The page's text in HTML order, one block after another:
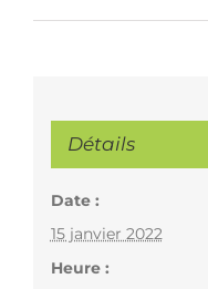
Détails
Date :
15 janvier 2022
Heure :